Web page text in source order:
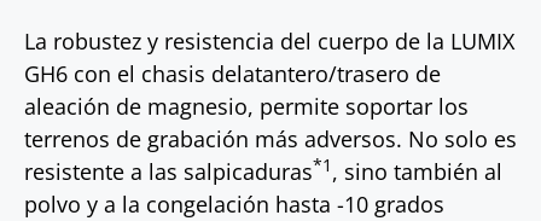
La robustez y resistencia del cuerpo de la LUMIX
GH6 con el chasis delatantero/trasero de
aleación de magnesio, permite soportar los
terrenos de grabación más adversos. No solo es
resistente a las salpicaduras*1 , sino también al
polvo y a la congelación hasta -10 grados